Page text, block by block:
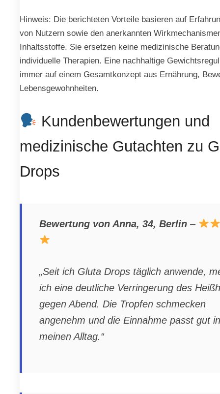
Hinweis: Die berichteten Vorteile basieren auf
von Nutzern sowie den anerkannten
Inhaltsstoffe. Sie ersetzen keine medizinische
individuelle Therapien. Eine nachhaltige
immer auf einem Gesamtkonzept aus Ernährung,
Lebensgewohnheiten.
Kundenbewertungen und
medizinische Gutachten zu
Drops
Bewertung von Anna, 34, Berlin –
„Seit ich Gluta Drops täglich anwende,
ich eine deutliche Verringerung des
gegen Abend. Die Tropfen schmecken
angenehm und die Einnahme passt gut in
meinen Alltag.“